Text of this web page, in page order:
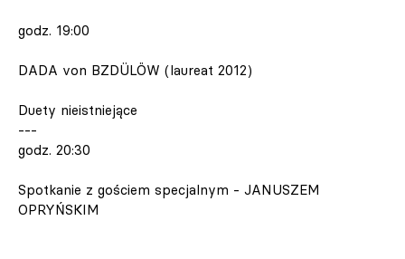
godz. 19:00
DADA von BZDÜLÖW (laureat 2012)
Duety nieistniejące
---
godz. 20:30
Spotkanie z gościem specjalnym - JANUSZEM
OPRYŃSKIM